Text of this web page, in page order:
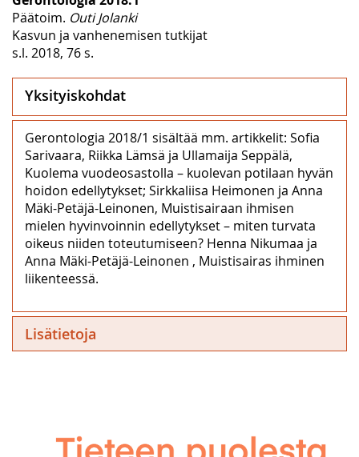
Päätoim. Outi Jolanki
Kasvun ja vanhenemisen tutkijat
s.l. 2018, 76 s.
Yksityiskohdat
Gerontologia 2018/1 sisältää mm. artikkelit: Sofia
Sarivaara, Riikka Lämsä ja Ullamaija Seppälä,
Kuolema vuodeosastolla – kuolevan potilaan hyvän
hoidon edellytykset; Sirkkaliisa Heimonen ja Anna
Mäki-Petäjä-Leinonen, Muistisairaan ihmisen
mielen hyvinvoinnin edellytykset – miten turvata
oikeus niiden toteutumiseen? Henna Nikumaa ja
Anna Mäki-Petäjä-Leinonen , Muistisairas ihminen
liikenteessä.
Lisätietoja